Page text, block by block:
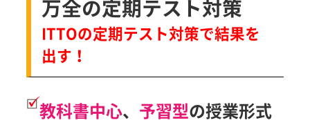
万全の定期テスト対策
ITTOの定期テスト対策で結果を
出す！
教科書中心、 予習型の授業形式